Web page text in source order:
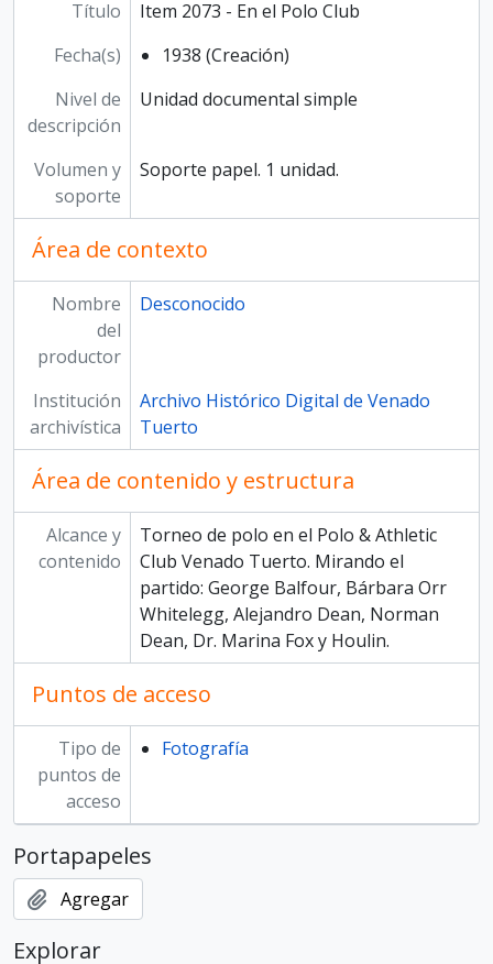
Título
Item 2073 - En el Polo Club
Fecha(s)
1938 (Creación)
Nivel de
descripción
Unidad documental simple
Volumen y
soporte
Soporte papel. 1 unidad.
Área de contexto
Nombre
del
productor
Desconocido
Institución
archivística
Archivo Histórico Digital de Venado
Tuerto
Área de contenido y estructura
Alcance y
contenido
Torneo de polo en el Polo & Athletic
Club Venado Tuerto. Mirando el
partido: George Balfour, Bárbara Orr
Whitelegg, Alejandro Dean, Norman
Dean, Dr. Marina Fox y Houlin.
Puntos de acceso
Tipo de
puntos de
acceso
Fotografía
Portapapeles
Agregar
Explorar